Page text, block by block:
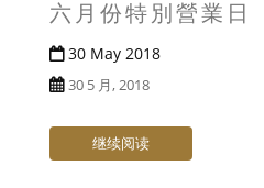
六月份特別營業日
30 May 2018
30 5 月, 2018
继续阅读